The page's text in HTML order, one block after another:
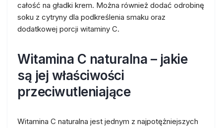
całość na gładki krem. Można również dodać odrobinę
soku z cytryny dla podkreślenia smaku oraz
dodatkowej porcji witaminy C.
Witamina C naturalna – jakie
są jej właściwości
przeciwutleniające
Witamina C naturalna jest jednym z najpotężniejszych